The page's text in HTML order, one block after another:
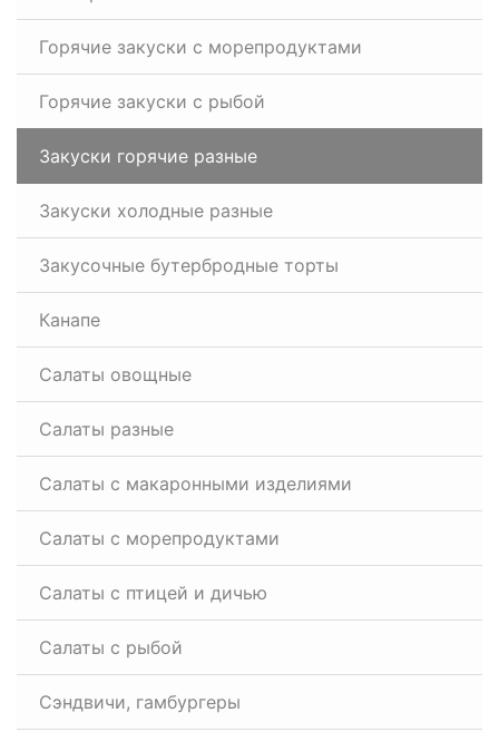
Горячие закуски с морепродуктами
Горячие закуски с рыбой
Закуски горячие разные
Закуски холодные разные
Закусочные бутербродные торты
Канапе
Салаты овощные
Салаты разные
Салаты с макаронными изделиями
Салаты с морепродуктами
Салаты с птицей и дичью
Салаты с рыбой
Сэндвичи, гамбургеры